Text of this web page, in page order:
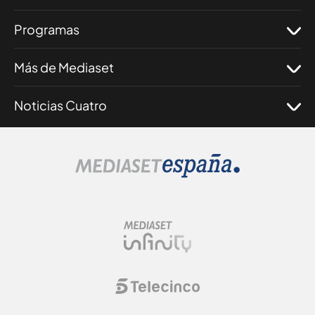
Programas
Más de Mediaset
Noticias Cuatro